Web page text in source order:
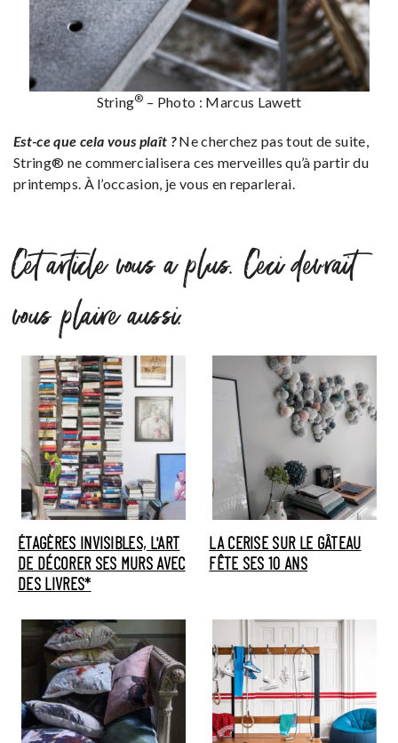
String® – Photo : Marcus Lawett
Est-ce que cela vous plaît ?Ne cherchez pas tout de suite,
String® ne commercialisera ces merveilles qu’à partir du
printemps. À l’occasion, je vous en reparlerai.
Cet article vous a plus. Ceci devrait
vous plaire aussi.
ÉTAGÈRES INVISIBLES, L'ART
DE DÉCORER SES MURS AVEC
DES LIVRES*
LA CERISE SUR LE GÂTEAU
FÊTE SES 10 ANS